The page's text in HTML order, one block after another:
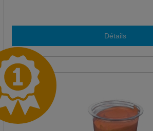
Détails